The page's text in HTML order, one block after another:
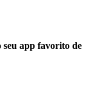
seu app favorito de